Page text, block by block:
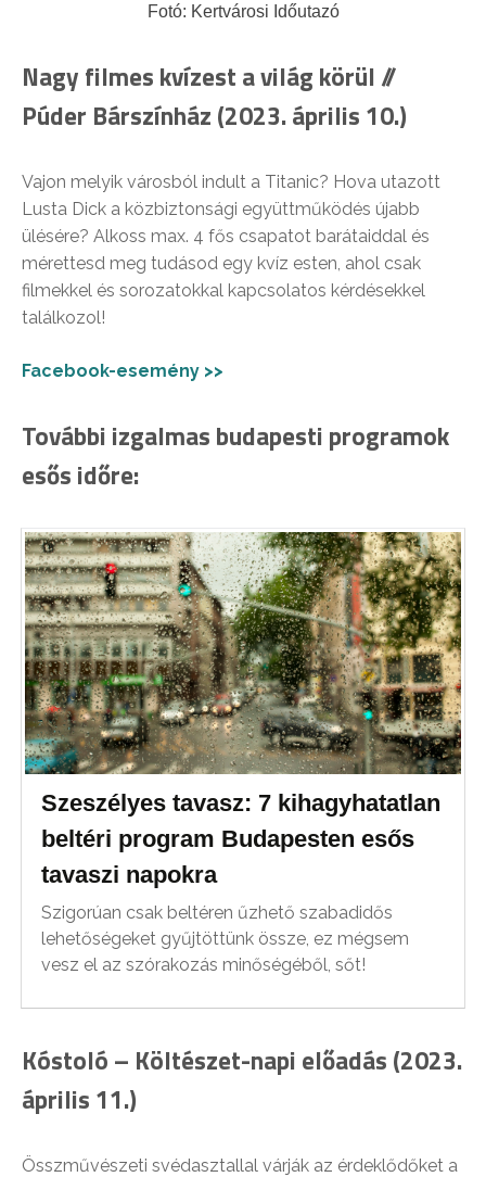
Fotó: Kertvárosi Időutazó
Nagy filmes kvízest a világ körül //
Púder Bárszínház (2023. április 10.)
Vajon melyik városból indult a Titanic? Hova utazott
Lusta Dick a közbiztonsági együttműködés újabb
ülésére? Alkoss max. 4 fős csapatot barátaiddal és ⁣⁣
mérettesd meg tudásod egy kvíz esten, ahol csak
filmekkel és sorozatokkal kapcsolatos kérdésekkel
találkozol!⁣⁣
Facebook-esemény >>
További izgalmas budapesti programok
esős időre:
Szeszélyes tavasz: 7 kihagyhatatlan
beltéri program Budapesten esős
tavaszi napokra
Szigorúan csak beltéren űzhető szabadidős
lehetőségeket gyűjtöttünk össze, ez mégsem
vesz el az szórakozás minőségéből, sőt!
Kóstoló – Költészet-napi előadás (2023.
április 11.)
Összművészeti svédasztallal várják az érdeklődőket a